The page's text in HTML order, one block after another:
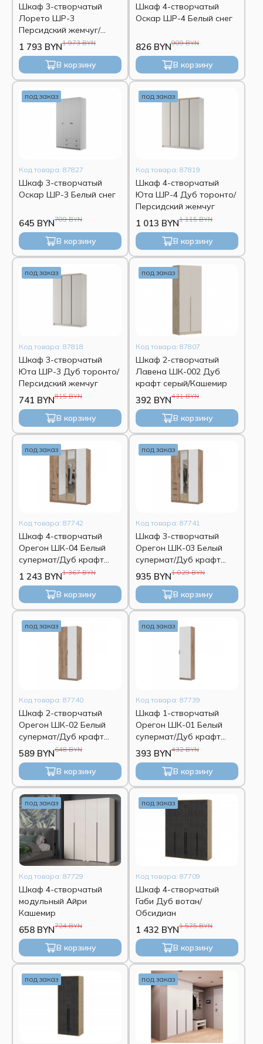
Шкаф 3-створчатый
Лорето ШР-3
Персидский жемчуг/
Льняной
1 973 BYN
1 793 BYN
В корзину
Шкаф 4-створчатый
Оскар ШР-4 Белый снег
909 BYN
826 BYN
В корзину
под заказ
Код товара: 87827
Шкаф 3-створчатый
Оскар ШР-3 Белый снег
709 BYN
645 BYN
В корзину
под заказ
Код товара: 87819
Шкаф 4-створчатый
Юта ШР-4 Дуб торонто/
Персидский жемчуг
1 115 BYN
1 013 BYN
В корзину
под заказ
Код товара: 87818
Шкаф 3-створчатый
Юта ШР-3 Дуб торонто/
Персидский жемчуг
815 BYN
741 BYN
В корзину
под заказ
Код товара: 87807
Шкаф 2-створчатый
Лавена ШК-002 Дуб
крафт серый/Кашемир
431 BYN
392 BYN
В корзину
под заказ
Код товара: 87742
Шкаф 4-створчатый
Орегон ШК-04 Белый
супермат/Дуб крафт
табачный 1 367 BYN
1 243 BYN
В корзину
под заказ
Код товара: 87741
Шкаф 3-створчатый
Орегон ШК-03 Белый
супермат/Дуб крафт
табачный1 029 BYN
935 BYN
В корзину
под заказ
Код товара: 87740
Шкаф 2-створчатый
Орегон ШК-02 Белый
супермат/Дуб крафт
табачный648 BYN
589 BYN
В корзину
под заказ
Код товара: 87739
Шкаф 1-створчатый
Орегон ШК-01 Белый
супермат/Дуб крафт
табачный432 BYN
393 BYN
В корзину
под заказ
Код товара: 87729
Шкаф 4-створчатый
модульный Айри
Кашемир
724 BYN
658 BYN
В корзину
под заказ
Код товара: 87709
Шкаф 4-створчатый
Габи Дуб вотан/
Обсидиан
1 575 BYN
1 432 BYN
В корзину
под заказ под заказ